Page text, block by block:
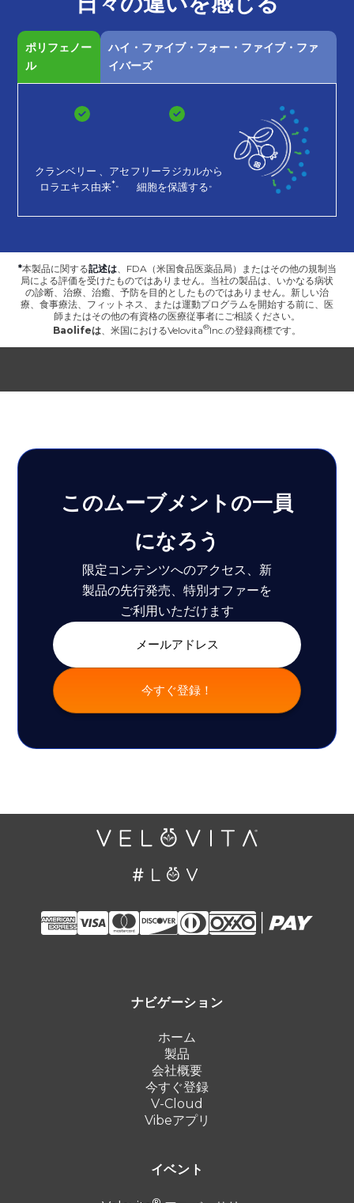
ポリフェノー
ル
ハイ・ファイブ・フォー・ファイブ・ファ
イバーズ
クランベリー 、アセ
ロラエキス由来*。
フリーラジカルから
細胞を保護する。
*本製品に関する記述は、FDA（米国食品医薬品局）またはその他の規制当
局による評価を受けたものではありません。当社の製品は、いかなる病状
の診断、治療、治癒、予防を目的としたものではありません。新しい治
療、食事療法、フィットネス、または運動プログラムを開始する前に、医
師またはその他の有資格の医療従事者にご相談ください。
Baolifeは、 米国におけるVelovita Inc.の登録商標です。
このムーブメントの一員
になろう
限定コンテンツへのアクセス、新
製品の先行発売、特別オファーを
ご利用いただけます
ナビゲーション
ホーム
製品
会社概要
今すぐ登録
V-Cloud
Vibeアプリ
イベント